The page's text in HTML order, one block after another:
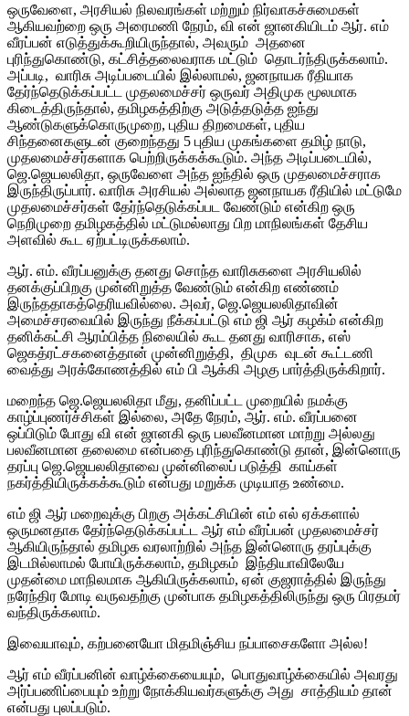
ஒருவேளை, அரசியல் நிலவரங்கள் மற்றும் நிர்வாகச்சுமைகள்
ஆகியவற்றை ஒரு அரைமணி நேரம், வி என் ஜானகியிடம் ஆர். எம்
வீரப்பன் எடுத்துக்கூறியிருந்தால், அவரும் அதனை
புரிந்துகொண்டு, கட்சித்தலைவராக மட்டும் தொடர்ந்திருக்கலாம்.
அப்படி, வாரிசு அடிப்படையில் இல்லாமல், ஜனநாயக ரீதியாக
தேர்ந்தெடுக்கப்பட்ட முதலமைச்சர் ஒருவர் அதிமுக மூலமாக
கிடைத்திருந்தால், தமிழகத்திற்கு அடுத்தடுத்த ஐந்து
ஆண்டுகளுக்கொருமுறை, புதிய திறமைகள், புதிய
சிந்தனைகளுடன் குறைந்தது 5 புதிய முகங்களை தமிழ் நாடு,
முதலமைச்சர்களாக பெற்றிருக்கக்கூடும். அந்த அடிப்படையில்,
ஜெ.ஜெயலலிதா, ஒருவேளை அந்த ஐந்தில் ஒரு முதலமைச்சராக
இருந்திருப்பார். வாரிசு அரசியல் அல்லாத ஜனநாயக ரீதியில் மட்டுமே
முதலமைச்சர்கள் தேர்ந்தெடுக்கப்பட வேண்டும் என்கிற ஒரு
நெறிமுறை தமிழகத்தில் மட்டுமல்லாது பிற மாநிலங்கள் தேசிய
அளவில் கூட ஏற்பட்டிருக்கலாம்.
ஆர். எம். வீரப்பனுக்கு தனது சொந்த வாரிசுகளை அரசியலில்
தனக்குப்பிறகு முன்னிறுத்த வேண்டும் என்கிற எண்ணம்
இருந்ததாகத்தெரியவில்லை. அவர், ஜெ.ஜெயலலிதாவின்
அமைச்சரவையில் இருந்து நீக்கப்பட்டு எம் ஜி ஆர் கழக்ம் என்கிற
தனிக்கட்சி ஆரம்பித்த நிலையில் கூட தனது வாரிசாக, எஸ்
ஜெகத்ரட்சகனைத்தான் முன்னிறுத்தி, திமுக வுடன் கூட்டணி
வைத்து அரக்கோணத்தில் எம் பி ஆக்கி அழகு பார்த்திருக்கிறார்.
மறைந்த ஜெ.ஜெயலலிதா மீது, தனிப்பட்ட முறையில் நமக்கு
காழ்ப்புணர்ச்சிகள் இல்லை, அதே நேரம், ஆர். எம். வீரப்பனை
ஒப்பிடும் போது வி என் ஜானகி ஒரு பலவீனமான மாற்று அல்லது
பலவீனமான தலைமை என்பதை புரிந்துகொண்டு தான், இன்னொரு
தரப்பு ஜெ.ஜெயலலிதாவை முன்னிலைப் படுத்தி காய்கள்
நகர்த்தியிருக்கக்கூடும் என்பது மறுக்க முடியாத உண்மை.
எம் ஜி ஆர் மறைவுக்கு பிறகு அக்கட்சியின் எம் எல் ஏக்களால்
ஒருமனதாக தேர்ந்தெடுக்கப்பட்ட ஆர் எம் வீரப்பன் முதலமைச்சர்
ஆகியிருந்தால் தமிழக வரலாற்றில் அந்த இன்னொரு தரப்புக்கு
இடமில்லாமல் போயிருக்கலாம், தமிழகம் இந்தியாவிலேயே
முதன்மை மாநிலமாக ஆகியிருக்கலாம், ஏன் குஜராத்தில் இருந்து
நரேந்திர மோடி வருவதற்கு முன்பாக தமிழகத்திலிருந்து ஒரு பிரதமர்
வந்திருக்கலாம்.
இவையாவும், கற்பனையோ மிதமிஞ்சிய நப்பாசைகளோ அல்ல!
ஆர் எம் வீரப்பனின் வாழ்க்கையையும், பொதுவாழ்க்கையில் அவரது
அர்ப்பணிப்பையும் உற்று நோக்கியவர்களுக்கு அது சாத்தியம் தான்
என்பது புலப்படும்.